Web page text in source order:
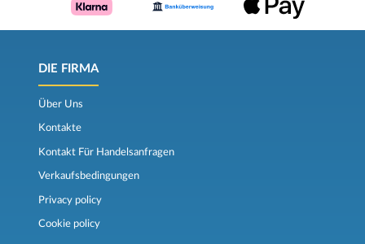
DIE FIRMA
Über Uns
Kontakte
Kontakt Für Handelsanfragen
Verkaufsbedingungen
Privacy policy
Cookie policy